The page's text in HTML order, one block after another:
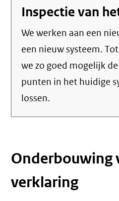
Inspectie van
We werken aan een
een nieuw systeem.
we zo goed mogelijk
punten in het huidige
lossen.
Onderbouwing
verklaring